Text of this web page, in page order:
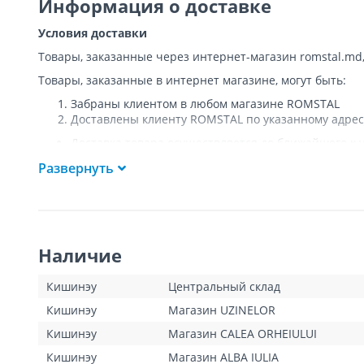
Информация о доставке
Условия доставки
Товары, заказанные через интернет-магазин
Товары, заказанные в интернет магазине, могут быть:
Забраны клиентом в любом магазине ROMSTAL
Доставлены клиенту ROMSTAL по указанному
Доставка товара осуществляется до ближайшего
Подъем товара на этаж или занос в дом
покупатель оплатит стоимость пропущенной
для Кишинева составит 100 леев, а для других
Клиент обязан открыть посылку при доставке и
тестирования товара не предполагается.
Для товаров «под заказ» сроки доставки указаны
операторами интернет-магазина. Данный вид
Развернуть
Наличие
Кишинэу
Центральный склад
Кишинэу
Магазин UZINELOR
Кишинэу
Магазин CALEA ORHEIULUI
Кишинэу
Магазин ALBA IULIA